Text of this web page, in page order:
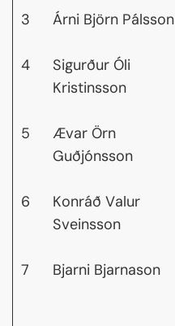
3 Árni Björn Pálsson
4
Sigurður Óli
Kristinsson
5
Ævar Örn
Guðjónsson
6
Konráð Valur
Sveinsson
7 Bjarni Bjarnason